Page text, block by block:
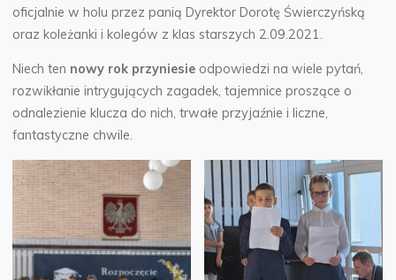
oficjalnie w holu przez panią Dyrektor Dorotę Świerczyńską
oraz koleżanki i kolegów z klas starszych 2.09.2021.
Niech ten nowy rok przyniesie odpowiedzi na wiele pytań,
rozwikłanie intrygujących zagadek, tajemnice proszące o
odnalezienie klucza do nich, trwałe przyjaźnie i liczne,
fantastyczne chwile.